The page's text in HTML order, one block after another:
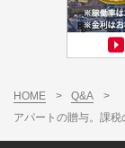
HOME > Q&A
>
アパートの贈与。課